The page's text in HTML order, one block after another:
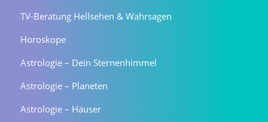
TV-Beratung Hellsehen & Wahrsagen
Horoskope
Astrologie – Dein Sternenhimmel
Astrologie – Planeten
Astrologie – Häuser